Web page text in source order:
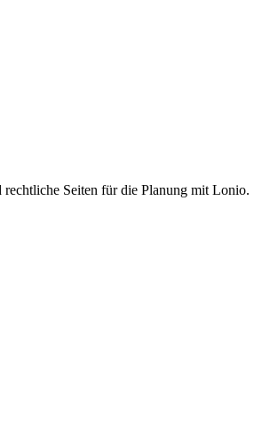
Seiten für die Planung mit Lonio.